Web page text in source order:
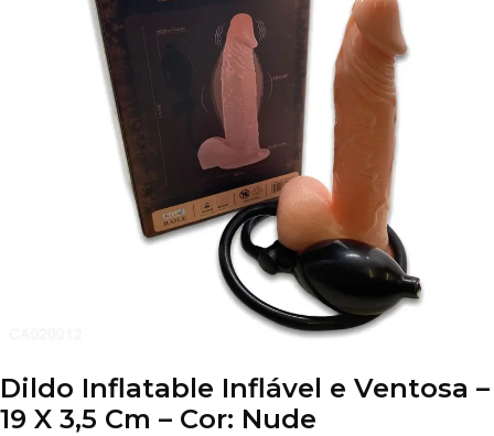
Dildo Inflatable Inflável e Ventosa –
19 X 3,5 Cm – Cor: Nude